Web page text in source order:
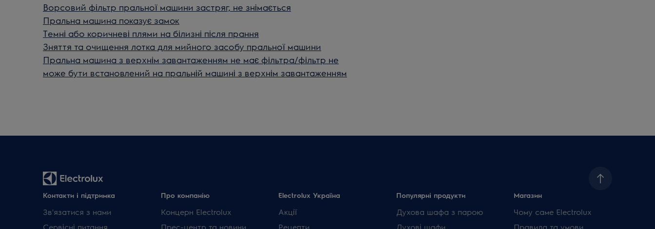
Ворсовий фільтр пральної машини застряг, не знімається
Пральна машина показує замок
Темні або коричневі плями на білизні після прання
Зняття та очищення лотка для мийного засобу пральної машини
Пральна машина з верхнім завантаженням не має фільтра/фільтр не
може бути встановлений на пральній машині з верхнім завантаженням
Контакти і підтримка
Зв'язатися з нами
Сервісні питання
Про компанію
Концерн Electrolux
Прес-центр та новини
Electrolux Україна
Акції
Рецепти
Популярні продукти
Духова шафа з парою
Духові шафи
Магазин
Чому саме Electrolux
Правила та умови